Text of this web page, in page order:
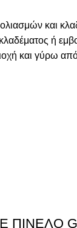
και
ή
και γύρω